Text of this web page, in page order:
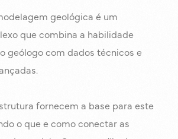
geológica é um
que combina a habilidade
geólogo com dados técnicos e
fornecem a base para este
o que e como conectar as